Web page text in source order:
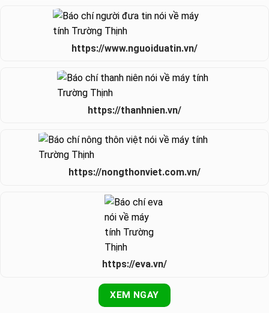
https://www.nguoiduatin.vn/
https://thanhnien.vn/
https://nongthonviet.com.vn/
https://eva.vn/
XEM NGAY